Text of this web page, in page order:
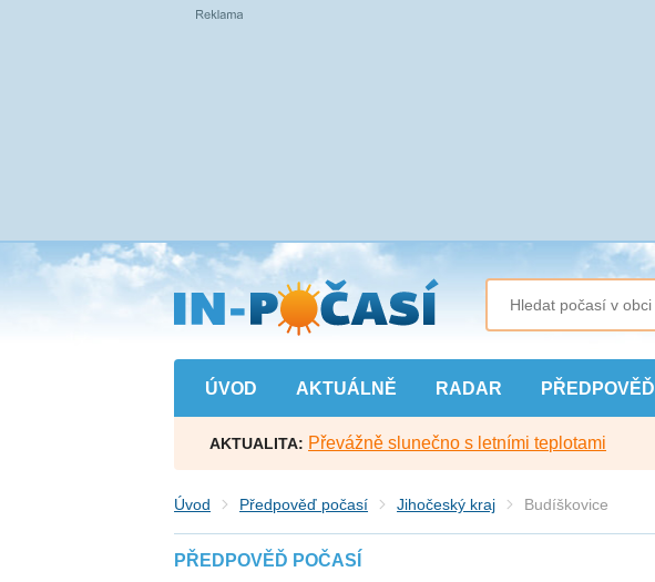
Přejít
na
hlavní
obsah
ÚVOD AKTUÁLNĚ RADAR PŘEDPOVĚĎ
AKTUALITA: Převážně slunečno s letními teplotami
Úvod Předpověď počasí Jihočeský kraj Budíškovice
PŘEDPOVĚĎ POČASÍ